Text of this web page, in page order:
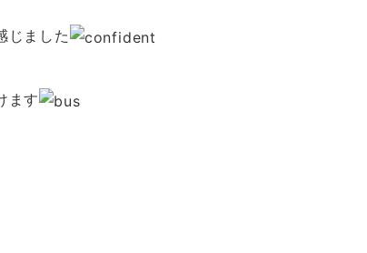
じました
ます